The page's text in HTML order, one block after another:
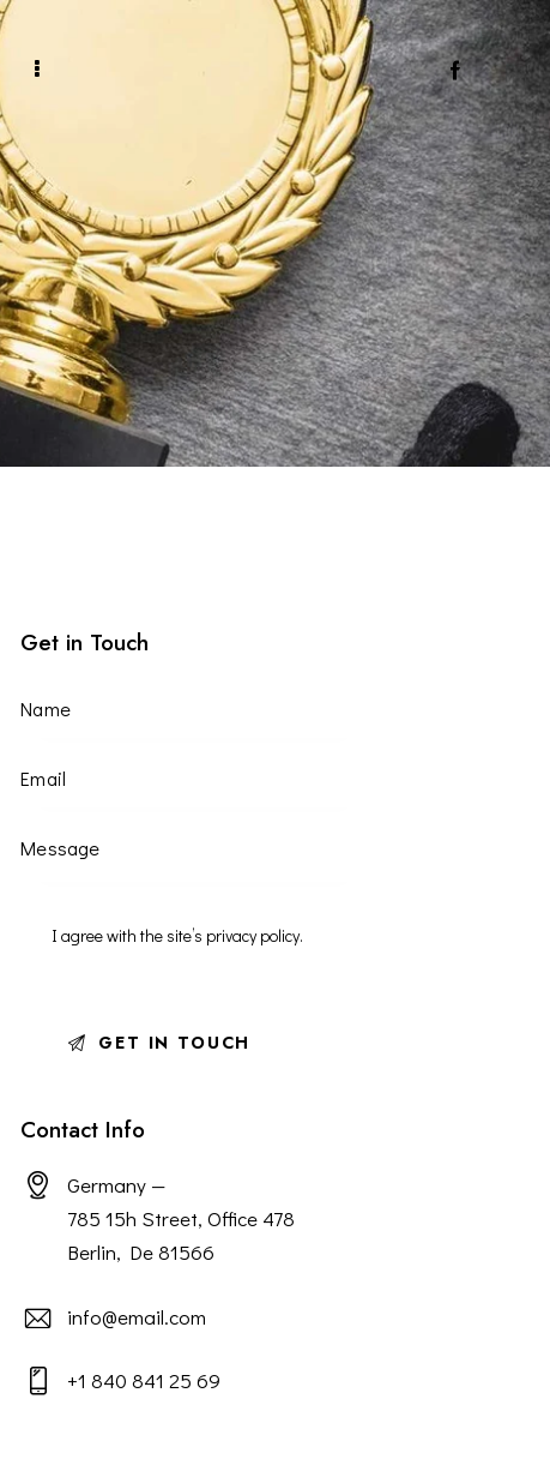
Get in Touch
I agree with the site’s privacy policy.
Contact Info
Germany —
785 15h Street, Office 478
Berlin, De 81566
info@email.com
+1 840 841 25 69